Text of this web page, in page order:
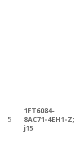
5
1FT6084-
8AC71-4EH1-Z;
j15